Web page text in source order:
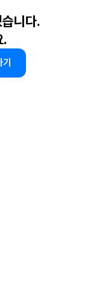
니다.
.